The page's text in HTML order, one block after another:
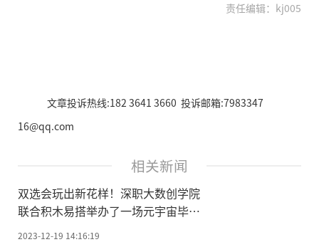
责任编辑：kj005
文章投诉热线:182 3641 3660 投诉邮箱:7983347
16@qq.com
相关新闻
双选会玩出新花样！深职大数创学院
联合积木易搭举办了一场元宇宙毕业
生双选会
2023-12-19 14:16:19